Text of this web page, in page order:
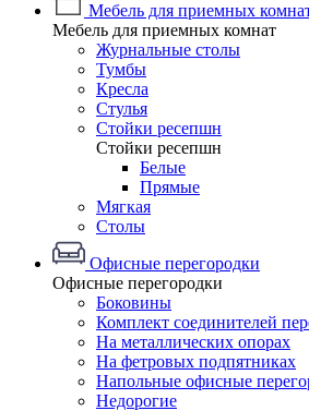
Мебель для приемных
Мебель для приемных комнат
Журнальные столы
Тумбы
Кресла
Стулья
Стойки ресепшн
Стойки ресепшн
Белые
Прямые
Мягкая
Столы
Офисные перегородки
Офисные перегородки
Боковины
Комплект соединителей
На металлических опорах
На фетровых подпятниках
Напольные офисные
Недорогие